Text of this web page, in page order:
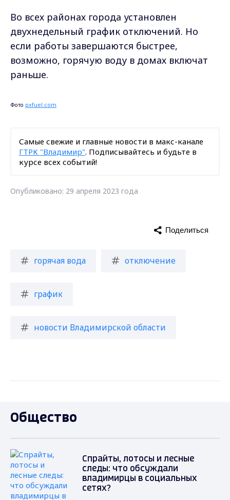
Во всех районах города установлен
двухнедельный график отключений. Но
если работы завершаются быстрее,
возможно, горячую воду в домах включат
раньше.
Фото pxfuel.com
Самые свежие и главные новости в макс-канале
ГТРК "Владимир". Подписывайтесь и будьте в
курсе всех событий!
Опубликовано: 29 апреля 2023 года
горячая вода отключение
график
новости Владимирской области
Поделиться
Общество
Спрайты, лотосы и лесные
следы: что обсуждали
владимирцы в социальных
сетях?